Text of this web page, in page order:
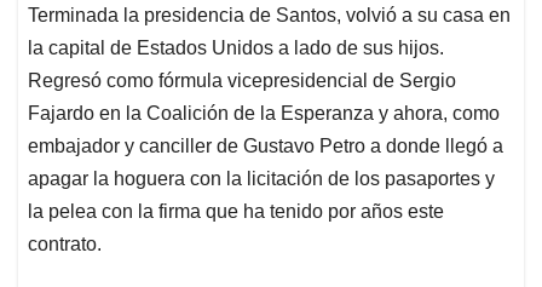
Terminada la presidencia de Santos, volvió a su casa en
la capital de Estados Unidos a lado de sus hijos.
Regresó como fórmula vicepresidencial de Sergio
Fajardo en la Coalición de la Esperanza y ahora, como
embajador y canciller de Gustavo Petro a donde llegó a
apagar la hoguera con la licitación de los pasaportes y
la pelea con la firma que ha tenido por años este
contrato.